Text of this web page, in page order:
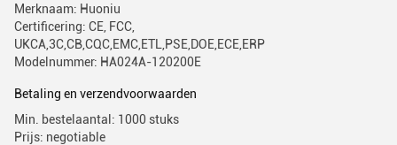
Merknaam: Huoniu
Certificering: CE, FCC,
UKCA,3C,CB,CQC,EMC,ETL,PSE,DOE,ECE,ERP
Modelnummer: HA024A-120200E
Betaling en verzendvoorwaarden
Min. bestelaantal: 1000 stuks
Prijs: negotiable